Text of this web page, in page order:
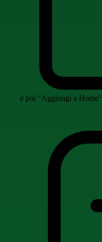
e poi "Aggiungi a Home"